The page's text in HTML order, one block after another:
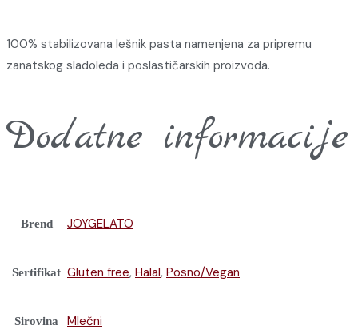
100% stabilizovana lešnik pasta namenjena za pripremu
zanatskog sladoleda i poslastičarskih proizvoda.
Dodatne informacije
Brend JOYGELATO
Sertifikat Gluten free, Halal, Posno/Vegan
Sirovina Mlečni